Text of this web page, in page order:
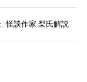
怪談作家 梨氏解説 モ